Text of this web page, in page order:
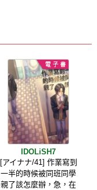
IDOLiSH7
[アイナナ/41] 作業寫到
一半的時候被同班同學
親了該怎麼辦，急，在